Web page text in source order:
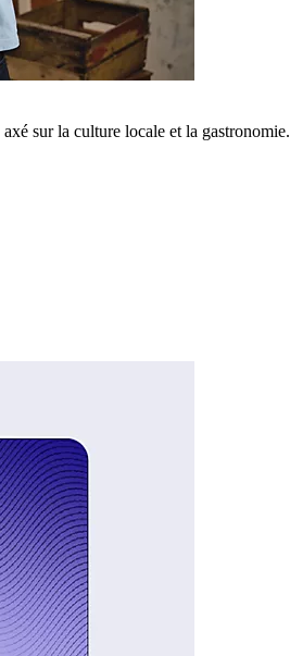
sur la culture locale et la gastronomie.